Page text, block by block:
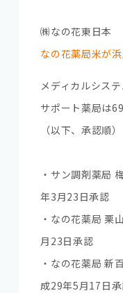
㈱なの花東日本
なの花薬局米が
メディカルシス
サポート薬局は
（以下、承認順）
・サン調剤薬局
年3月23日承認
・なの花薬局 栗
月23日承認
・なの花薬局 新
成29年5月17日